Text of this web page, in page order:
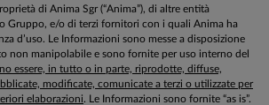
di Anima Sgr (“Anima”), di altre entità
Gruppo, e/o di terzi fornitori con i quali Anima ha
d’uso. Le Informazioni sono messe a disposizione
non manipolabile e sono fornite per uso interno del
essere, in tutto o in parte, riprodotte, diffuse,
modificate, comunicate a terzi o utilizzate per
elaborazioni. Le Informazioni sono fornite “as is”.